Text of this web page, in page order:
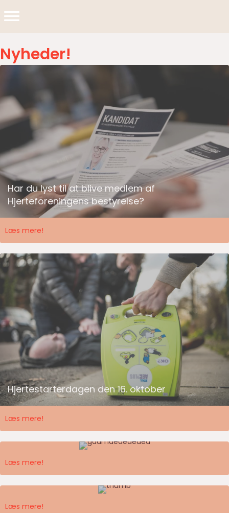
Nyheder!
Har du lyst til at blive medlem af
Hjerteforeningens bestyrelse?
Læs mere!
Hjertestarterdagen den 16. oktober
Læs mere!
GÅ MÆÆÆÆÆÆÆÆD!
Læs mere!
Frivillig Fredag 2024
Læs mere!